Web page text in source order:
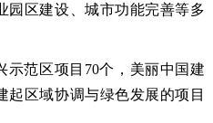
园区建设、城市功能完善等多
示范区项目70个，美丽中国建
起区域协调与绿色发展的项目